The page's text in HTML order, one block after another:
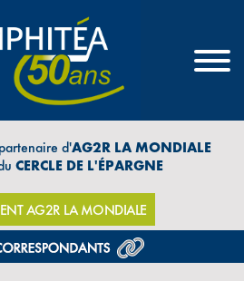
d'AG2R LA MONDIALE
CERCLE DE L'ÉPARGNE
AG2R LA MONDIALE